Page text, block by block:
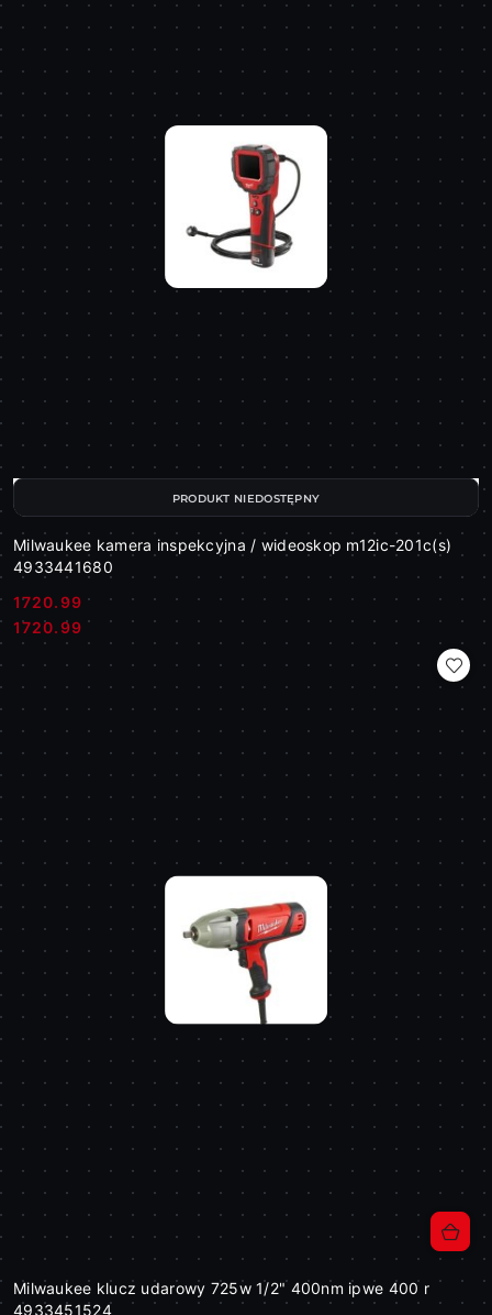
Milwaukee kamera inspekcyjna / wideoskop m12ic-201c(s)
4933441680
Cena:
1720.99
Cena:
1720.99
PRODUKT NIEDOSTĘPNY
Milwaukee klucz udarowy 725w 1/2" 400nm ipwe 400 r
4933451524